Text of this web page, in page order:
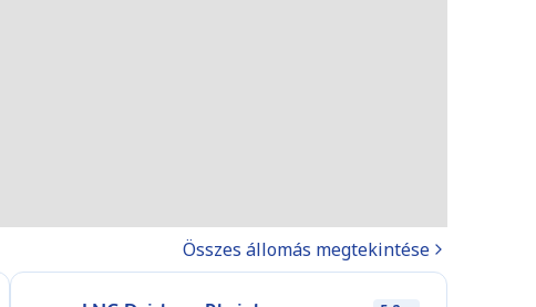
Összes állomás megtekintése